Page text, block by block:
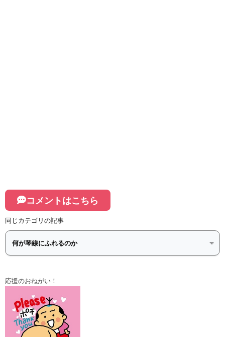
コメントはこちら
同じカテゴリの記事
応援のおねがい！